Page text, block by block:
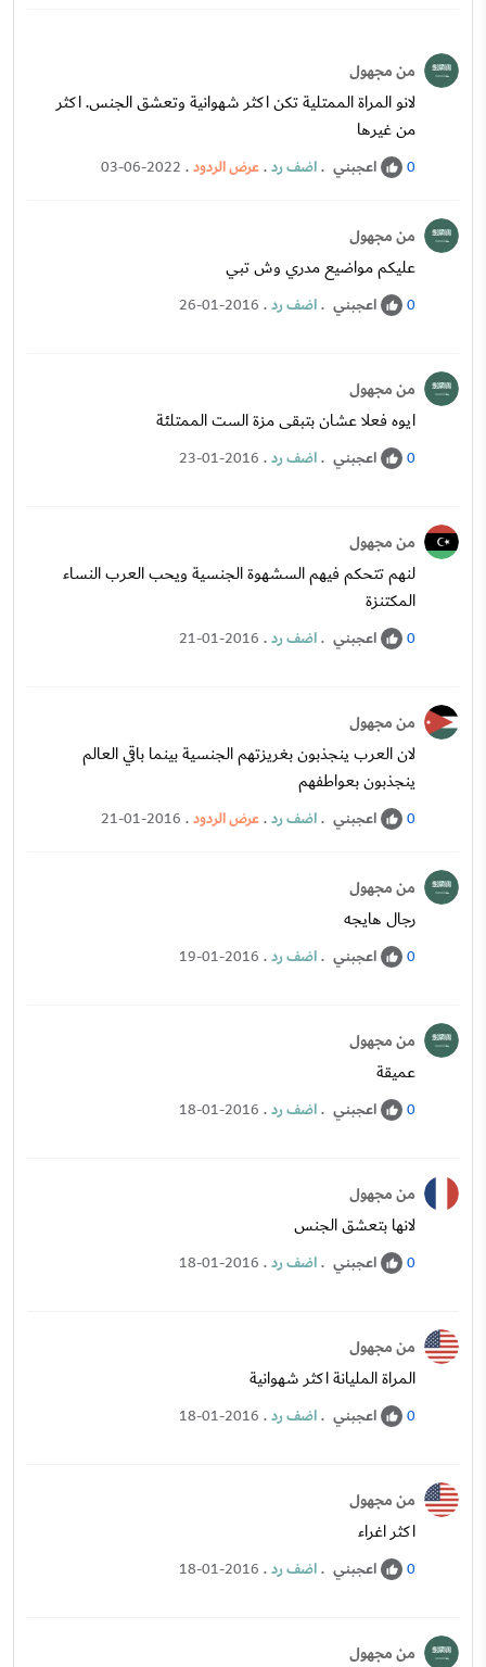
من مجهول
لانو المراة الممتلية تكن اكثر شهوانية وتعشق الجنس. اكثر
من غيرها
0 اعجبني .اضف رد.عرض الردود.
03-06-2022
من مجهول
عليكم مواضيع مدري وش تبي
0 اعجبني .اضف رد.
26-01-2016
من مجهول
ايوه فعلا عشان بتبقى مزة الست الممتلئة
0 اعجبني .اضف رد.
23-01-2016
من مجهول
لنهم تتحكم فيهم السشهوة الجنسية ويحب العرب النساء
المكتنزة
0 اعجبني .اضف رد.
21-01-2016
من مجهول
لان العرب ينجذبون بغريزتهم الجنسية بينما باقي العالم
ينجذبون بعواطفهم
0 اعجبني .اضف رد.عرض الردود.
21-01-2016
من مجهول
رجال هايجه
0 اعجبني .اضف رد.
19-01-2016
من مجهول
عميقة
0 اعجبني .اضف رد.
18-01-2016
من مجهول
لانها بتعشق الجنس
0 اعجبني .اضف رد.
18-01-2016
من مجهول
المراة المليانة اكثر شهوانية
0 اعجبني .اضف رد.
18-01-2016
من مجهول
اكثر اغراء
0 اعجبني .اضف رد.
18-01-2016
من مجهول